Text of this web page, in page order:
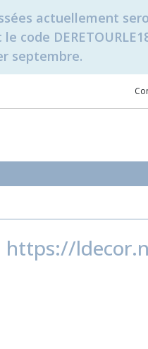
actuellement
septembre.
https://